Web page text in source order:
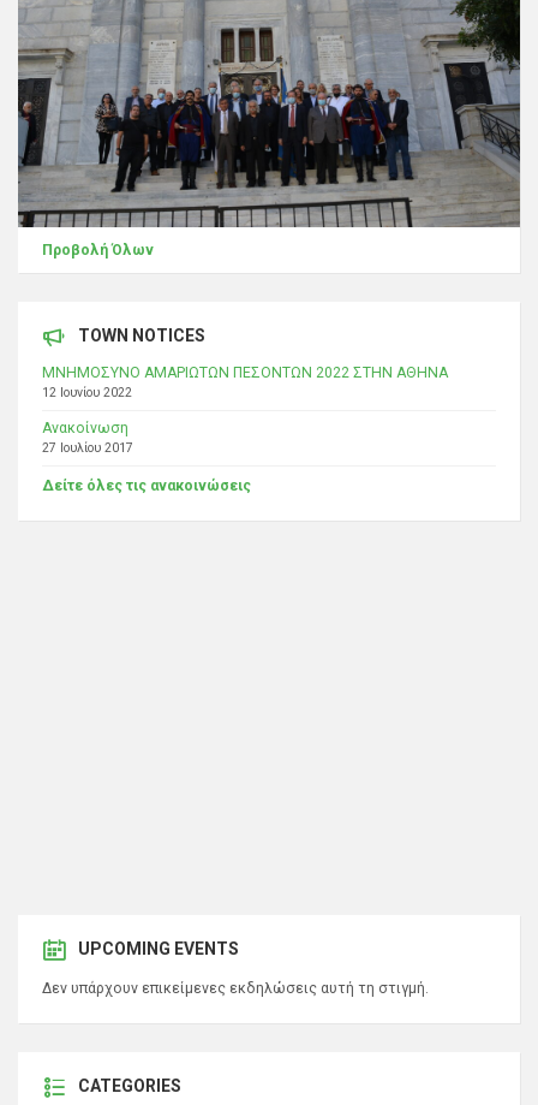
Προβολή Όλων
TOWN NOTICES
ΜΝΗΜΟΣΥΝΟ ΑΜΑΡΙΩΤΩΝ ΠΕΣΟΝΤΩΝ 2022 ΣΤΗΝ ΑΘΗΝΑ
12 Ιουνίου 2022
Ανακοίνωση
27 Ιουλίου 2017
Δείτε όλες τις ανακοινώσεις
UPCOMING EVENTS
Δεν υπάρχουν επικείμενες εκδηλώσεις αυτή τη στιγμή.
CATEGORIES